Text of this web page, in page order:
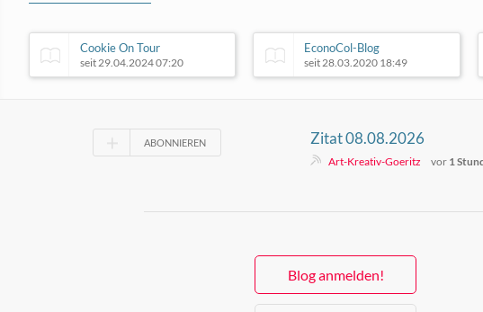
Cookie On Tour
seit 29.04.2024 07:20
EconoCol-Blog
seit 28.03.2020 18:49
ABONNIEREN Zitat 08.08.2026
Art-Kreativ-Goeritz vor 1
Blog anmelden!